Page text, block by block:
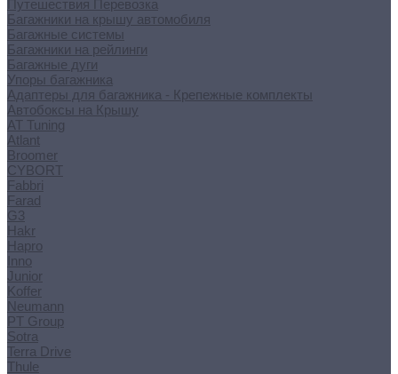
Путешествия Перевозка
Багажники на крышу автомобиля
Багажные системы
Багажники на рейлинги
Багажные дуги
Упоры багажника
Адаптеры для багажника - Крепежные комплекты
Автобоксы на Крышу
AT Tuning
Atlant
Broomer
CYBORT
Fabbri
Farad
G3
Hakr
Hapro
Inno
Junior
Koffer
Neumann
PT Group
Sotra
Terra Drive
Thule